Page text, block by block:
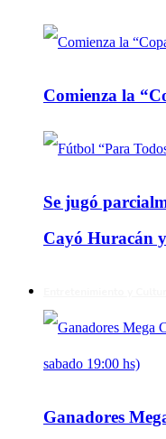
Comienza la
Se jugó
Cayó Huracán
Ganadores